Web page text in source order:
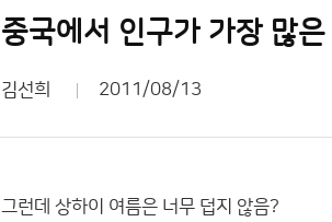
중국에서 인구가 가장 많
김선희 2011/08/13
그런데 상하이 여름은 너무 덥지 않음?